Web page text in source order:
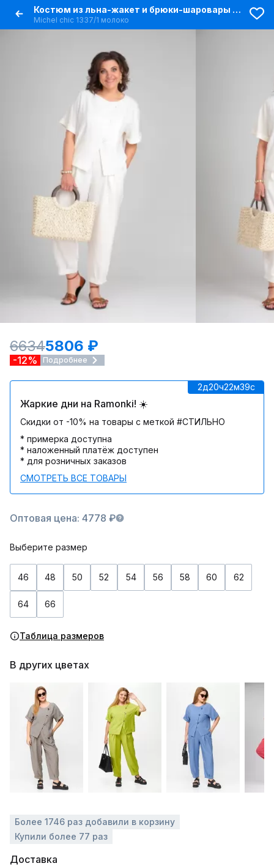
Костюм из льна-жакет и брюки-шаровары на каждый день
Michel chic 1337/1 молоко
66345806 ₽
-12% Подробнее
2д20ч22м39c
Жаркие дни на Ramonki! ☀️
Скидки от -10% на товары с меткой #СТИЛЬНО
* примерка доступна
* наложенный платёж доступен
* для розничных заказов
СМОТРЕТЬ ВСЕ ТОВАРЫ
Оптовая цена: 4778 ₽
Выберите размер
46 48 50 52 54 56 58 60 62
64 66
Таблица размеров
В других цветах
Более 1746 раз добавили в корзину
Купили более 77 раз
Доставка